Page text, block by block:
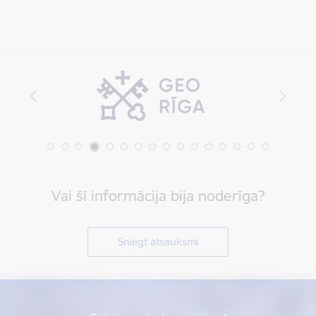
Vai šī informācija bija noderīga?
Sniegt atsauksmi